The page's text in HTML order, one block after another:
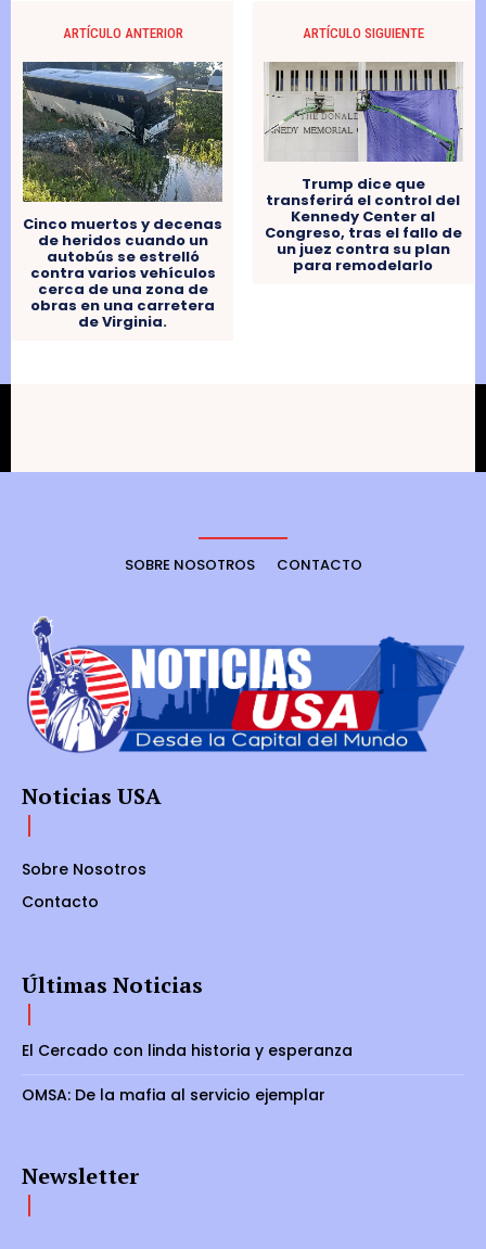
ARTÍCULO ANTERIOR
Cinco muertos y decenas
de heridos cuando un
autobús se estrelló
contra varios vehículos
cerca de una zona de
obras en una carretera
de Virginia.
ARTÍCULO SIGUIENTE
Trump dice que
transferirá el control del
Kennedy Center al
Congreso, tras el fallo de
un juez contra su plan
para remodelarlo
SOBRE NOSOTROS CONTACTO
Noticias USA
Sobre Nosotros
Contacto
Últimas Noticias
El Cercado con linda historia y esperanza
OMSA: De la mafia al servicio ejemplar
Newsletter